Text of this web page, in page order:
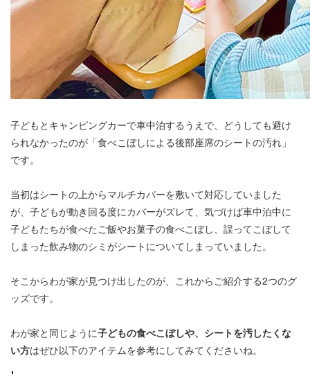
子どもとキャンピングカーで車中泊するうえで、どうしても避け
られなかったのが「食べこぼしによる後部座席のシートの汚れ」
です。
当初はシートの上からマルチカバーを敷いて対応していました
が、子どもが動き回る度にカバーがズレて、気づけば車中泊中に
子どもたちが食べたご飯やお菓子の食べこぼし、誤ってこぼして
しまった飲み物のシミがシートについてしまっていました。
そこからわが家が見つけ出したのが、これからご紹介する2つのグ
ッズです。
わが家と同じように子どもの食べこぼしや、シートを汚したくな
い方はぜひ以下のアイテムを参考にしてみてくださいね。